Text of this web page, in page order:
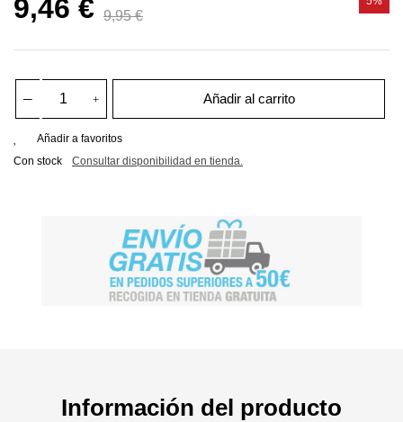
9,46 € 9,95 €
Añadir al carrito
Añadir a favoritos
Con stock
Consultar disponibilidad en tienda.
Información del producto